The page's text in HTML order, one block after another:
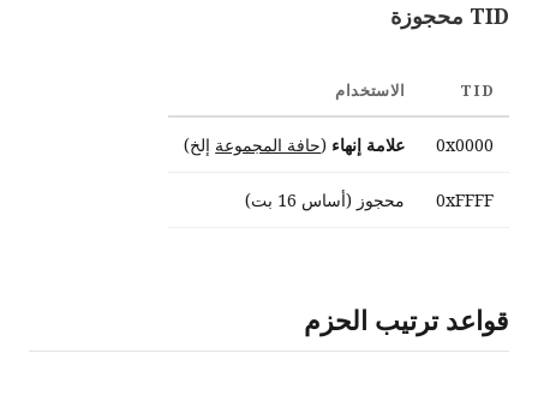
TID محجوزة
TID الاستخدام
0x0000 علامة إنهاء (حافة المجموعة إلخ)
0xFFFF محجوز (أساس 16 بت)
قواعد ترتيب الحزم